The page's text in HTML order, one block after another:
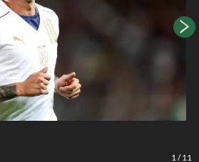
1 /11